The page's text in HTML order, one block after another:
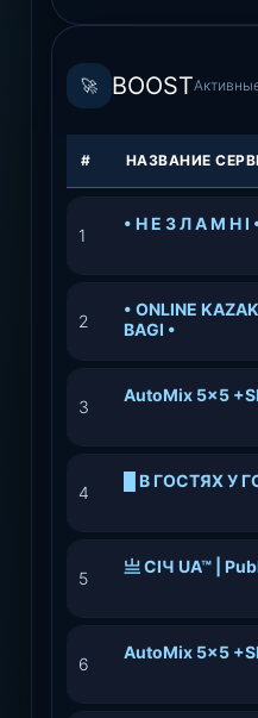
🚀 BOOST
# НАЗВАНИЕ
1
• Н Е З Л А М Н І
2
• ONLINE
BAGI •
3
AutoMix 5x5
4
█ В ГОСТЯХ У
5
亗 СІЧ UA™ |
6
AutoMix 5x5